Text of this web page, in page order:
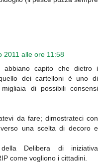
2011 alle ore 11:58
abbiano capito che dietro i
dei cartelloni è uno di
di possibili consensi
da fare; dimostrateci con
una scelta di decoro e
della Delibera di iniziativa
come vogliono i cittadini.